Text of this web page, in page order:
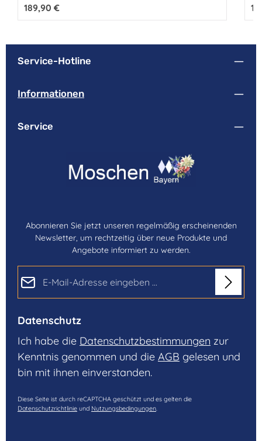
Regulärer Preis:
189,90 €
Service-Hotline
Informationen
Service
Abonnieren Sie jetzt unseren regelmäßig erscheinenden
Newsletter, um rechtzeitig über neue Produkte und
Angebote informiert zu werden.
Datenschutz
Ich habe die Datenschutzbestimmungen zur
Kenntnis genommen und die AGB gelesen und
bin mit ihnen einverstanden.
Diese Seite ist durch reCAPTCHA geschützt und es gelten die
Datenschutzrichtlinie und Nutzungsbedingungen.